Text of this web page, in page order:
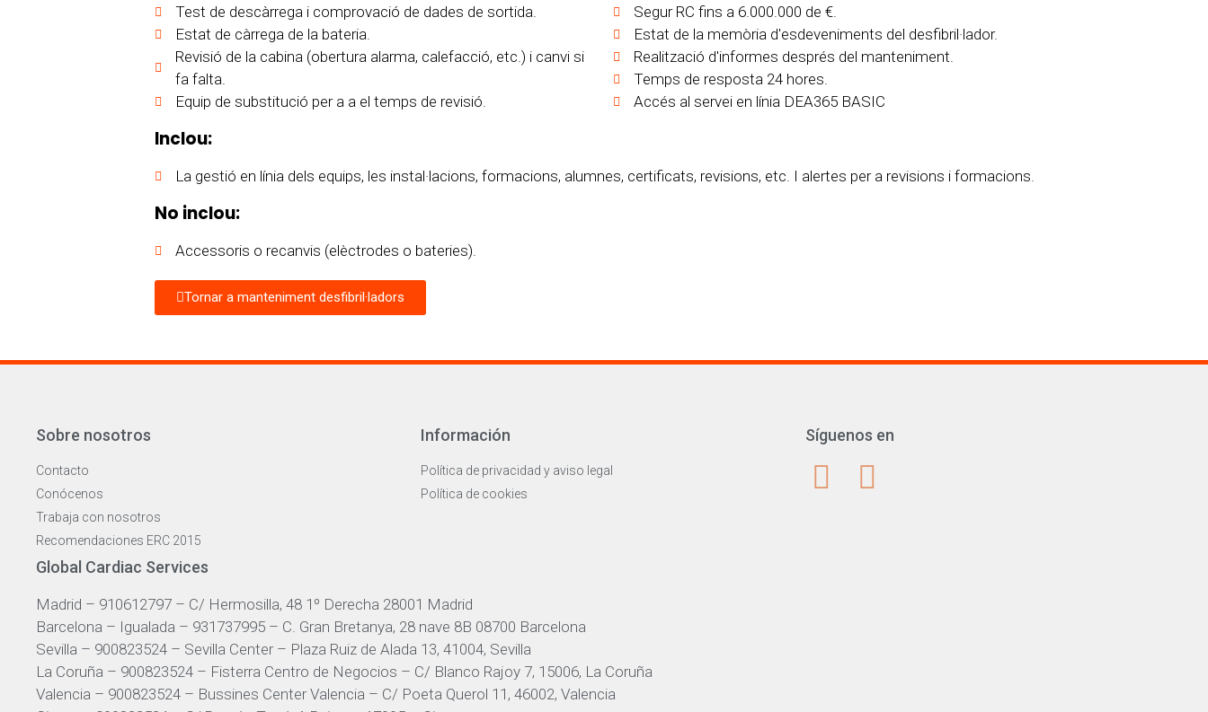
Test de descàrrega i comprovació de dades de sortida.
Estat de càrrega de la bateria.
Revisió de la cabina (obertura alarma, calefacció, etc.) i canvi si
fa falta.
Equip de substitució per a a el temps de revisió.
Segur RC fins a 6.000.000 de €.
Estat de la memòria d'esdeveniments del desfibril·lador.
Realització d'informes després del manteniment.
Temps de resposta 24 hores.
Accés al servei en línia DEA365 BASIC
Inclou:
La gestió en línia dels equips, les instal·lacions, formacions, alumnes, certificats, revisions, etc. I alertes per a revisions i formacions.
No inclou:
Accessoris o recanvis (elèctrodes o bateries).
Tornar a manteniment desfibril·ladors
Sobre nosotros
Contacto
Conócenos
Trabaja con nosotros
Recomendaciones ERC 2015
Información
Política de privacidad y aviso legal
Política de cookies
Síguenos en
Global Cardiac Services
Madrid – 910612797 – C/ Hermosilla, 48 1º Derecha 28001 Madrid
Barcelona – Igualada – 931737995 – C. Gran Bretanya, 28 nave 8B 08700 Barcelona
Sevilla – 900823524 – Sevilla Center – Plaza Ruiz de Alada 13, 41004, Sevilla
La Coruña – 900823524 – Fisterra Centro de Negocios – C/ Blanco Rajoy 7, 15006, La Coruña
Valencia – 900823524 – Bussines Center Valencia – C/ Poeta Querol 11, 46002, Valencia